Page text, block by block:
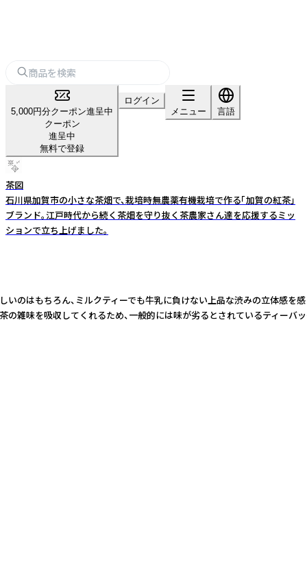
5,000円分クーポン進呈中
クーポン
進呈中
無料で登録
ログイン
メニュー
言語
茶図
石川県加賀市の小さな茶畑で、栽培時無農薬有機栽培で作る「加賀の紅茶」
ブランド。江戸時代から続く茶畑を守り抜く茶農家さん達を応援するミッ
ションで立ち上げました。
はもちろん、ミルクティーでも牛乳に負けない上品な渋みの立
を吸収してくれるため、一般的には味が劣るとされているティー